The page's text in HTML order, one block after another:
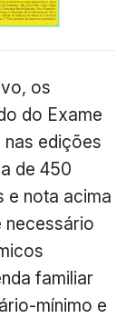
os
do Exame
nas edições
de 450
e nota acima
necessário
familiar
mínimo e